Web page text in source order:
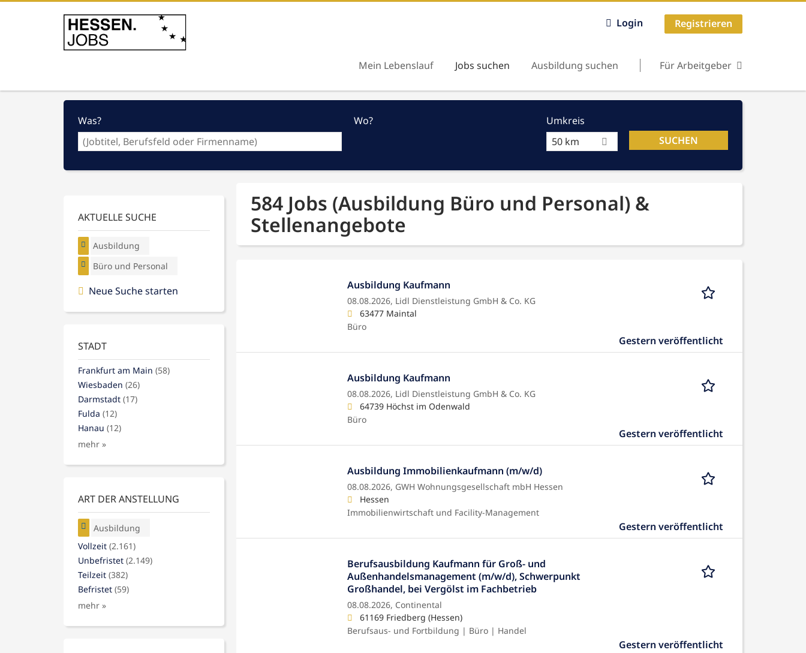
Login Registrieren
Mein Lebenslauf Jobs suchen Ausbildung suchen Für Arbeitgeber
Was? Wo?
Umkreis
50 km
584 Jobs (Ausbildung Büro und Personal) &
Stellenangebote
Ausbildung Kaufmann
08.08.2026, Lidl Dienstleistung GmbH & Co. KG
63477 Maintal
Büro
Gestern veröffentlicht
Ausbildung Kaufmann
08.08.2026, Lidl Dienstleistung GmbH & Co. KG
64739 Höchst im Odenwald
Büro
Gestern veröffentlicht
Ausbildung Immobilienkaufmann (m/w/d)
08.08.2026, GWH Wohnungsgesellschaft mbH Hessen
Hessen
Immobilienwirtschaft und Facility-Management
Gestern veröffentlicht
Berufsausbildung Kaufmann für Groß- und
Außenhandelsmanagement (m/w/d), Schwerpunkt
Großhandel, bei Vergölst im Fachbetrieb
08.08.2026, Continental
61169 Friedberg (Hessen)
Berufsaus- und Fortbildung | Büro | Handel
Gestern veröffentlicht
AKTUELLE SUCHE
Ausbildung
Büro und Personal
Neue Suche starten
STADT
Frankfurt am Main (58)
Wiesbaden (26)
Darmstadt (17)
Fulda (12)
Hanau (12)
mehr »
ART DER ANSTELLUNG
Ausbildung
Vollzeit (2.161)
Unbefristet (2.149)
Teilzeit (382)
Befristet (59)
mehr »